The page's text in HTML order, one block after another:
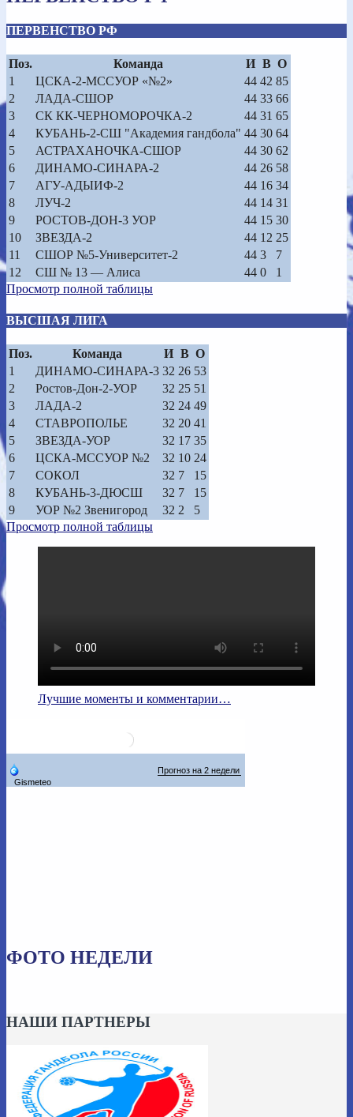
ПЕРВЕНСТВО РФ
Поз. Команда И В О
1
ЦСКА-2-МССУОР «№2» 44 42 85
2
ЛАДА-СШОР 44 33 66
3
СК КК-ЧЕРНОМОРОЧКА-2 44 31 65
4
КУБАНЬ-2-СШ "Академия гандбола" 44 30 64
5
АСТРАХАНОЧКА-СШОР 44 30 62
6
ДИНАМО-СИНАРА-2 44 26 58
7
АГУ-АДЫИФ-2 44 16 34
8
ЛУЧ-2 44 14 31
9
РОСТОВ-ДОН-3 УОР 44 15 30
10
ЗВЕЗДА-2 44 12 25
11
СШОР №5-Университет-2 44 3
7
12
СШ № 13 — Алиса 44 0
1
Просмотр полной таблицы
ВЫСШАЯ ЛИГА
Поз. Команда И В О
1
ДИНАМО-СИНАРА-3 32 26 53
2
Ростов-Дон-2-УОР 32 25 51
3
ЛАДА-2 32 24 49
4
СТАВРОПОЛЬЕ 32 20 41
5
ЗВЕЗДА-УОР 32 17 35
6
ЦСКА-МССУОР №2 32 10 24
7
СОКОЛ 32 7
15
8
КУБАНЬ-3-ДЮСШ 32 7
15
9
УОР №2 Звенигород 32 2
5
Просмотр полной таблицы
Лучшие моменты и комментарии…
ФОТО НЕДЕЛИ
НАШИ ПАРТНЕРЫ